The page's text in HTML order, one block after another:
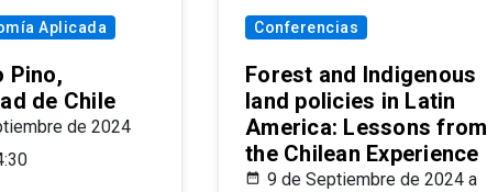
Aplicada
Pino,
de Chile
de 2024
Conferencias
Forest and Indigenous
land policies in Latin
America: Lessons from
the Chilean Experience
9 de Septiembre de 2024 a